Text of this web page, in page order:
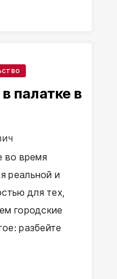
палатке в
во время
реальной и
для тех,
городские
разбейте